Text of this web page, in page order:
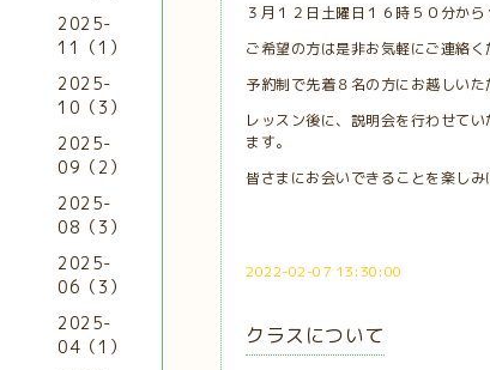
３月１２日土曜日１６時５０分か
ご希望の方は是非お気軽にご連絡く
予約制で先着８名の方にお越しいた
レッスン後に、説明会を行わせて
ます。
皆さまにお会いできることを楽しみ
2022-02-07 13:30:00
クラスについて
2025-
11（1）
2025-
10（3）
2025-
09（2）
2025-
08（3）
2025-
06（3）
2025-
04（1）